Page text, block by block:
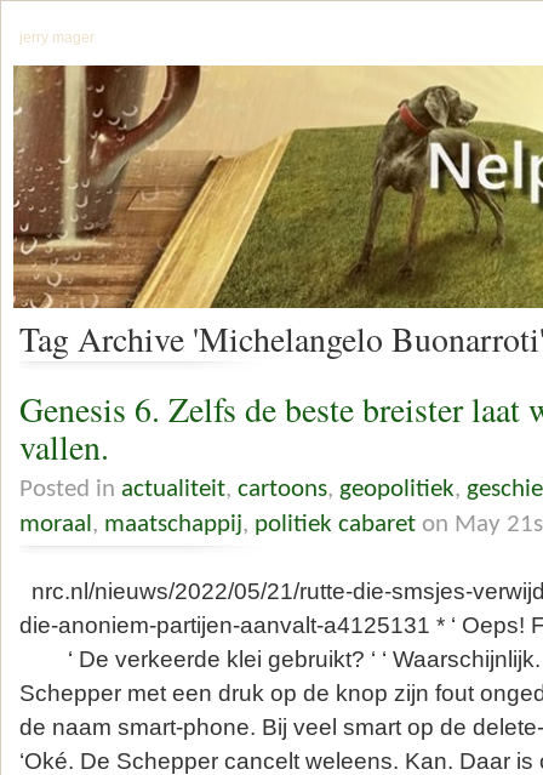
jerry mager
Tag Archive 'Michelangelo
Genesis 6. Zelfs de beste breister laat
vallen.
Posted in actualiteit, cartoons, geopolitiek,
moraal , maatschappij, politiek cabaret on May
nrc.nl/nieuws/2022/05/21/rutte-die-smsjes-
die-anoniem-partijen-aanvalt-a4125131 * ‘ Oeps!
‘ De verkeerde klei gebruikt? ‘ ‘
Schepper met een druk op de knop zijn fout
de naam smart-phone. Bij veel smart op de
‘Oké. De Schepper cancelt weleens. Kan. Daar